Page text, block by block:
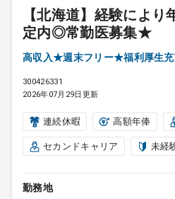
【北海道】経験によ
定内◎常勤医募集★
高収入★週末フリー★福利厚生
300426331
2026年07月29日更新
連続休暇 高額年俸
セカンドキャリア 未経
勤務地